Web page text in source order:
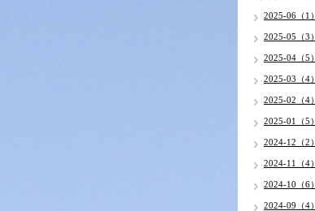
2025-06（1）
2025-05（3）
2025-04（5）
2025-03（4）
2025-02（4）
2025-01（5）
2024-12（2）
2024-11（4）
2024-10（6）
2024-09（4）